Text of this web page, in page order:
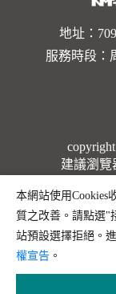
地址：
服務時段：
建議瀏覽
本網站使用Cookies
質之改善。請點選"
站預設選擇拒絕。
權宣告 。